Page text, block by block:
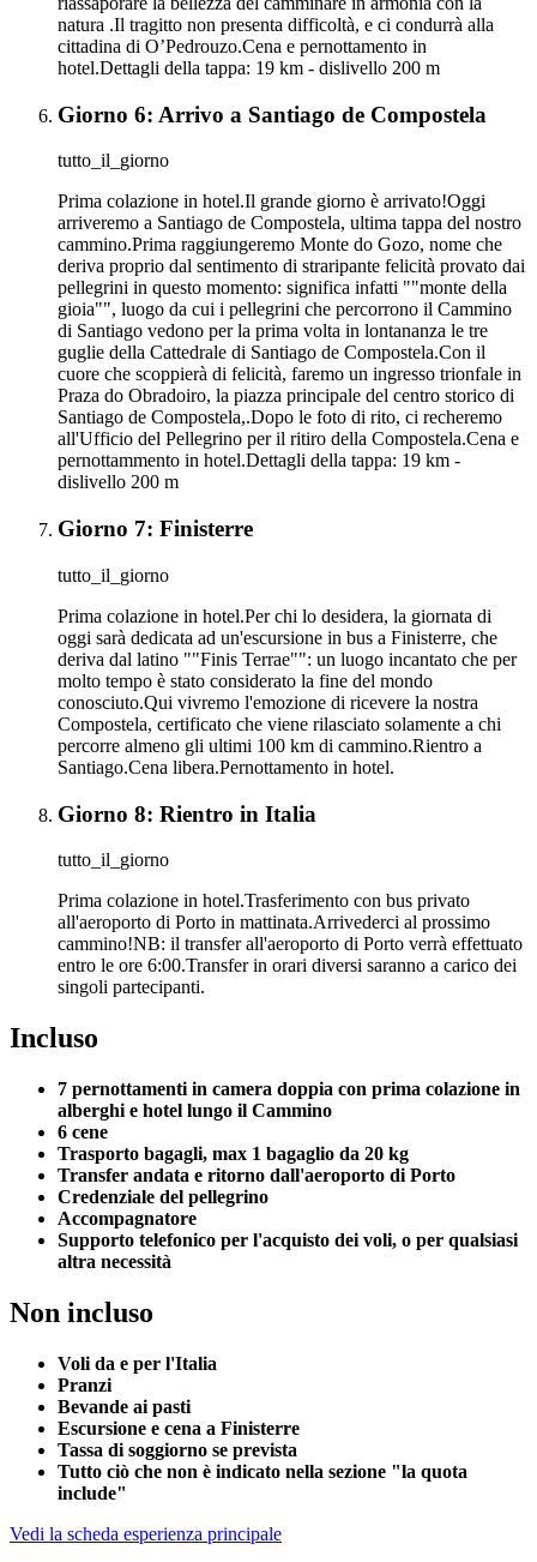
natura .Il tragitto non presenta difficoltà, e ci condurrà alla
cittadina di O’Pedrouzo.Cena e pernottamento in
hotel.Dettagli della tappa: 19 km - dislivello 200 m
Giorno 6: Arrivo a Santiago de Compostela
tutto_il_giorno
Prima colazione in hotel.Il grande giorno è arrivato!Oggi
arriveremo a Santiago de Compostela, ultima tappa del nostro
cammino.Prima raggiungeremo Monte do Gozo, nome che
deriva proprio dal sentimento di straripante felicità provato dai
pellegrini in questo momento: significa infatti ""monte della
gioia"", luogo da cui i pellegrini che percorrono il Cammino
di Santiago vedono per la prima volta in lontananza le tre
guglie della Cattedrale di Santiago de Compostela.Con il
cuore che scoppierà di felicità, faremo un ingresso trionfale in
Praza do Obradoiro, la piazza principale del centro storico di
Santiago de Compostela,.Dopo le foto di rito, ci recheremo
all'Ufficio del Pellegrino per il ritiro della Compostela.Cena e
pernottammento in hotel.Dettagli della tappa: 19 km -
dislivello 200 m
Giorno 7: Finisterre
tutto_il_giorno
Prima colazione in hotel.Per chi lo desidera, la giornata di
oggi sarà dedicata ad un'escursione in bus a Finisterre, che
deriva dal latino ""Finis Terrae"": un luogo incantato che per
molto tempo è stato considerato la fine del mondo
conosciuto.Qui vivremo l'emozione di ricevere la nostra
Compostela, certificato che viene rilasciato solamente a chi
percorre almeno gli ultimi 100 km di cammino.Rientro a
Santiago.Cena libera.Pernottamento in hotel.
Giorno 8: Rientro in Italia
tutto_il_giorno
Prima colazione in hotel.Trasferimento con bus privato
all'aeroporto di Porto in mattinata.Arrivederci al prossimo
cammino!NB: il transfer all'aeroporto di Porto verrà effettuato
entro le ore 6:00.Transfer in orari diversi saranno a carico dei
singoli partecipanti.
Incluso
7 pernottamenti in camera doppia con prima colazione in
alberghi e hotel lungo il Cammino
6 cene
Trasporto bagagli, max 1 bagaglio da 20 kg
Transfer andata e ritorno dall'aeroporto di Porto
Credenziale del pellegrino
Accompagnatore
Supporto telefonico per l'acquisto dei voli, o per qualsiasi
altra necessità
Non incluso
Voli da e per l'Italia
Pranzi
Bevande ai pasti
Escursione e cena a Finisterre
Tassa di soggiorno se prevista
Tutto ciò che non è indicato nella sezione "la quota
include"
Vedi la scheda esperienza principale